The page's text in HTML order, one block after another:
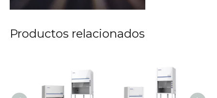
Productos relacionados